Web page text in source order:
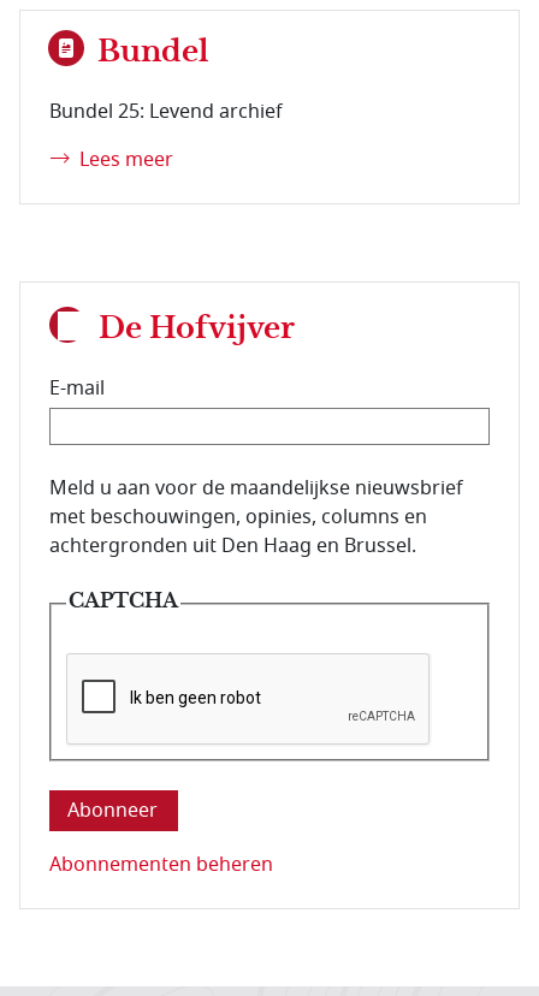
Bundel
Bundel 25: Levend archief
Lees meer
De Hofvijver
E-mail
E-mailadres van de abonnee.
Meld u aan voor de maandelijkse nieuwsbrief
met beschouwingen, opinies, columns en
achtergronden uit Den Haag en Brussel.
CAPTCHA
Deze vraag is om te controleren dat u een mens
Abonnementen beheren